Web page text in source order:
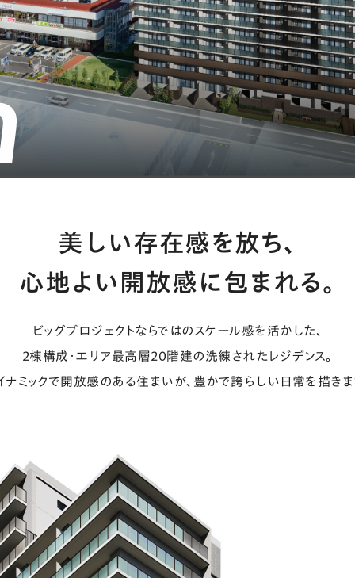
美しい存在感を放ち、
心地よい開放感に包まれる。
ビッグプロジェクトならではのスケール感を活かした、
2棟構成・エリア最高層20階建の洗練されたレジデンス。
ナミックで開放感のある住まいが、 豊かで誇らしい日常を描きま